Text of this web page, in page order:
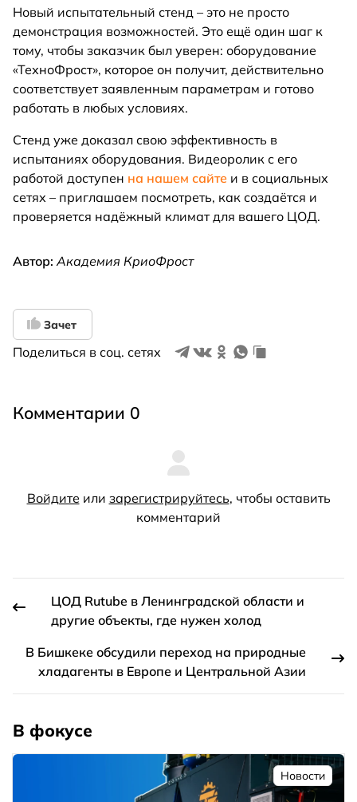
Новый испытательный стенд – это не просто
демонстрация возможностей. Это ещё один шаг к
тому, чтобы заказчик был уверен: оборудование
«ТехноФрост», которое он получит, действительно
соответствует заявленным параметрам и готово
работать в любых условиях.
Стенд уже доказал свою эффективность в
испытаниях оборудования. Видеоролик с его
работой доступен на нашем сайте и в социальных
сетях – приглашаем посмотреть, как создаётся и
проверяется надёжный климат для вашего ЦОД.
Автор: Академия КриоФрост
Зачет
Поделиться в соц. сетях
Комментарии 0
Войдите или зарегистрируйтесь, чтобы оставить
комментарий
ЦОД Rutube в Ленинградской области и
другие объекты, где нужен холод
В Бишкеке обсудили переход на природные
хладагенты в Европе и Центральной Азии
В фокусе
Новости